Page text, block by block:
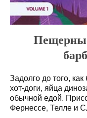
Задолго до того,
хот-доги, яйца
обычной едой.
Фернессе, Телле и